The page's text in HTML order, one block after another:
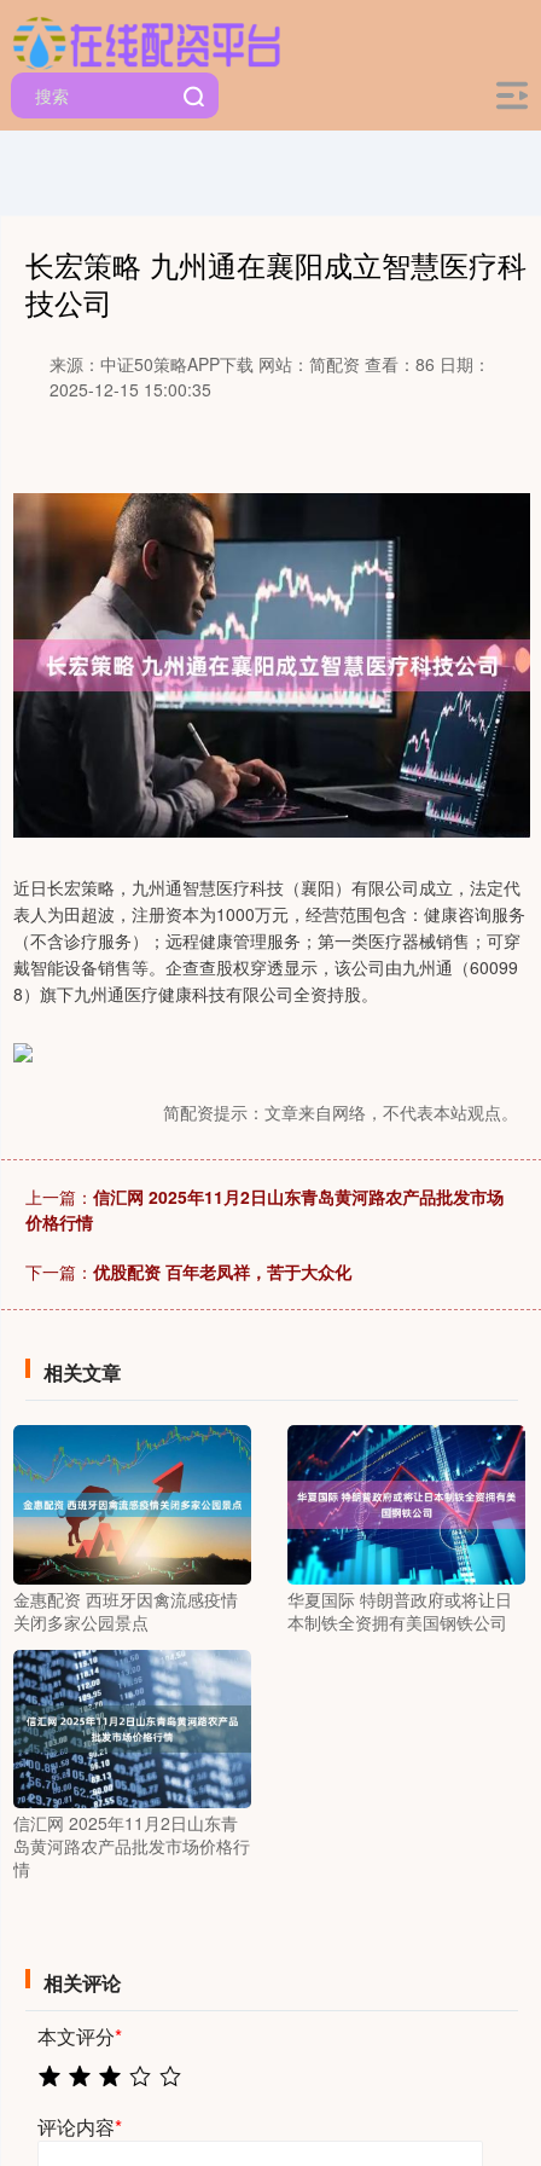
长宏策略 九州通在襄阳成立智慧医疗科
技公司
来源：中证50策略APP下载 网站：简配资 查看：86 日期：
2025-12-15 15:00:35
近日长宏策略，九州通智慧医疗科技（襄阳）有限公司成立，法定代
表人为田超波，注册资本为1000万元，经营范围包含：健康咨询服务
（不含诊疗服务）；远程健康管理服务；第一类医疗器械销售；可穿
戴智能设备销售等。企查查股权穿透显示，该公司由九州通（60099
8）旗下九州通医疗健康科技有限公司全资持股。
简配资提示：文章来自网络，不代表本站观点。
上一篇： 信汇网 2025年11月2日山东青岛黄河路农产品批发市场
价格行情
下一篇： 优股配资 百年老凤祥，苦于大众化
相关文章
金惠配资 西班牙因禽流感疫情
关闭多家公园景点
华夏国际 特朗普政府或将让日
本制铁全资拥有美国钢铁公司
信汇网 2025年11月2日山东青
岛黄河路农产品批发市场价格行
情
相关评论
本文评分*
评论内容*